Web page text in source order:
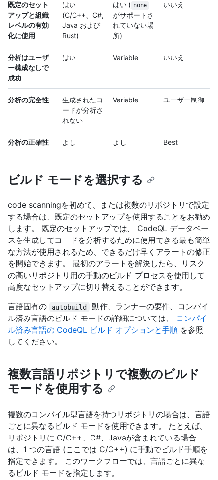
既定のセット
アップと組織
レベルの有効
化に使用
はい
(C/C++、C#,
Java および
Rust)
はい ( none
がサポートさ
れていない場
所)
いいえ
分析はユーザ
ー構成なしで
成功
はい Variable いいえ
分析の完全性
生成されたコ
ードが分析さ
れない
Variable ユーザー制御
分析の正確性 よし よし Best
ビルド モードを選択する
code scanningを初めて、または複数のリポジトリで設定
する場合は、既定のセットアップを使用することをお勧め
します。 既定のセットアップでは、 CodeQL データベー
スを生成してコードを分析するために使用できる最も簡単
な方法が使用されるため、できるだけ早くアラートの修正
を開始できます。 最初のアラートを解決したら、リスク
の高いリポジトリ用の手動のビルド プロセスを使用して
高度なセットアップに切り替えることができます。
言語固有の
autobuild
動作、ランナーの要件、コンパイ
ル済み言語のビルド モードの詳細については、 コンパイ
ル済み言語の CodeQL ビルド オプションと手順 を参照
してください。
複数言語リポジトリで複数のビルド
モードを使用する
複数のコンパイル型言語を持つリポジトリの場合は、言語
ごとに異なるビルド モードを使用できます。 たとえば、
リポジトリに C/C++、C#、Javaが含まれている場合
は、1 つの言語 (ここでは C/C++) に手動でビルド手順を
指定できます。 このワークフローでは、言語ごとに異な
るビルド モードを指定します。